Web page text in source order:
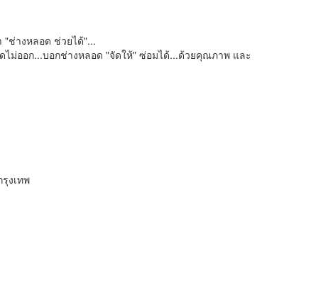
ช่างหลอด ช่วยได้"...
ม่ออก...บอกช่างหลอด "จัดให้" ซ่อมได้...ด้วยคุณภาพ และ
งเทพ